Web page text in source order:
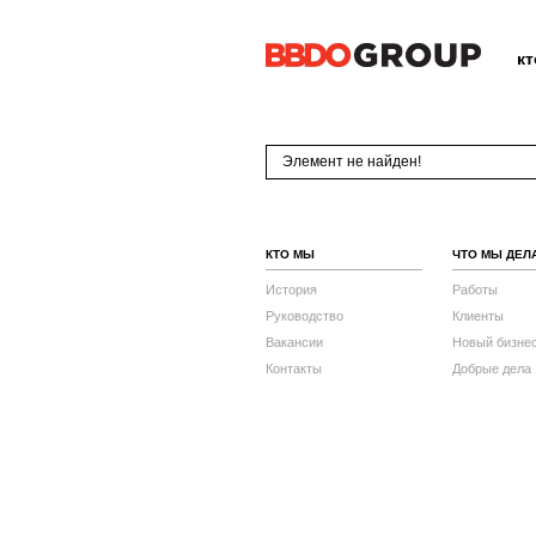
Элемент не найден!
КТО МЫ
История
Руководство
Вакансии
Контакты
ЧТО МЫ
Работы
Клиенты
Новый
Добрые дела